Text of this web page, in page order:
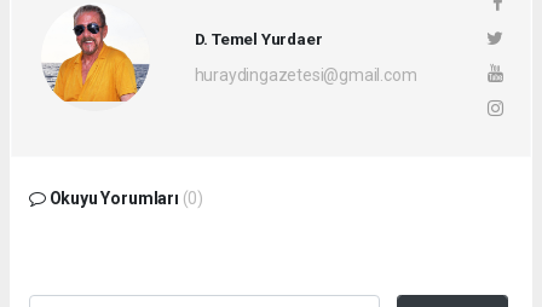
D. Temel Yurdaer
huraydingazetesi@gmail.com
Okuyu Yorumları (0)